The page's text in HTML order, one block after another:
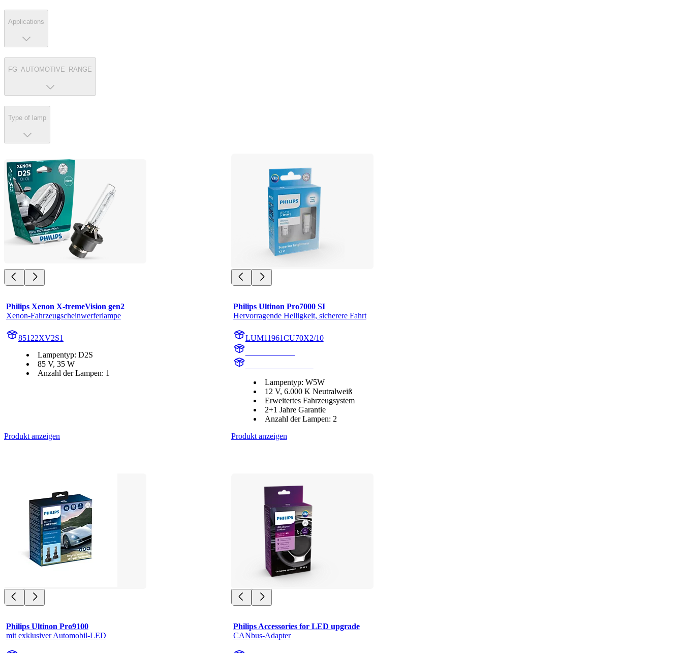
Applications
FG_AUTOMOTIVE_RANGE
Type of lamp
Philips Xenon X-tremeVision gen2
Xenon-Fahrzeugscheinwerferlampe
85122XV2S1
Lampentyp: D2S
85 V, 35 W
Anzahl der Lampen: 1
Produkt anzeigen
Philips Ultinon Pro7000 SI
Hervorragende Helligkeit, sicherere Fahrt
LUM11961CU70X2/10
Lampentyp: W5W
12 V, 6.000 K Neutralweiß
Erweitertes Fahrzeugsystem
2+1 Jahre Garantie
Anzahl der Lampen: 2
Produkt anzeigen
Philips Ultinon Pro9100
mit exklusiver Automobil-LED
Philips Accessories for LED upgrade
CANbus-Adapter